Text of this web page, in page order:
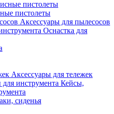
пистолеты
Аксессуары для пылесосов
Оснастка для
Аксессуары для тележек
Кейсы,
сиденья